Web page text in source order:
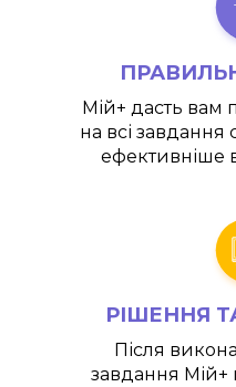
Мій+ дасть вам
на всі
ефективніше
РІШЕННЯ
Після
завдання Мій+